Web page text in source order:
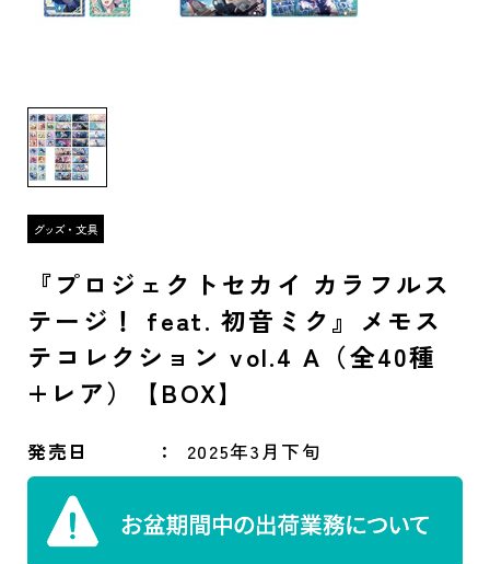
『プロジェクトセカイ カラフルス
テージ！ feat. 初音ミク』メモス
テコレクション vol.4 A（全40種
+レア）【BOX】
発売日 2025年3月下旬